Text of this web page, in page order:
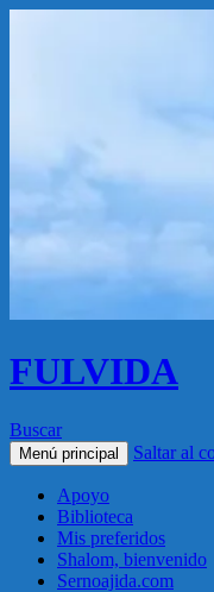
FULVIDA
Buscar
Menú principal Saltar al
Apoyo
Biblioteca
Mis preferidos
Shalom, bienvenido
Sernoajida.com